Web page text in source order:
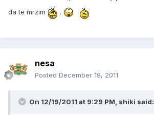
da te mrzim
.
nesa
Posted December 19, 2011
On 12/19/2011 at 9:29 PM, shiki said: